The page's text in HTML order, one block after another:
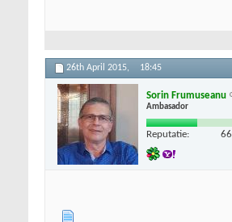
26th April 2015, 18:45
Sorin Frumuseanu
Ambasador
Reputatie: 66